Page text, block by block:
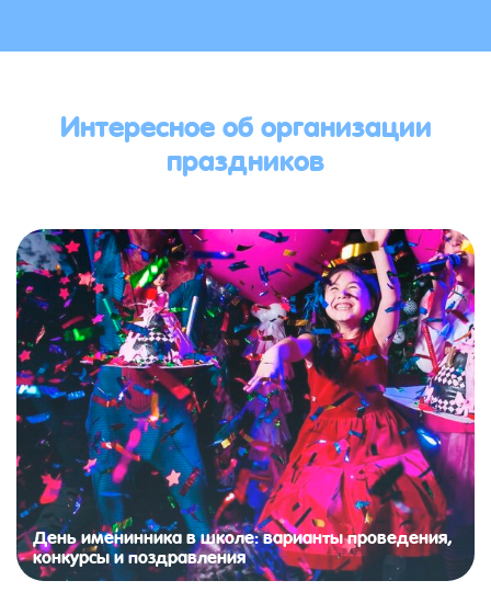
Интересное об организации
праздников
День именинника в школе: варианты проведения,
конкурсы и поздравления